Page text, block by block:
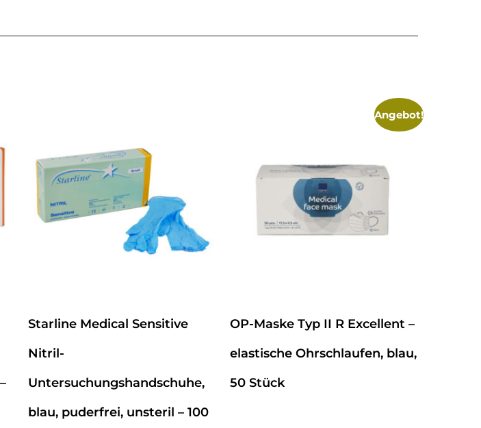
Starline Medical Sensitive
Nitril-
Untersuchungshandschuhe,
blau, puderfrei, unsteril – 100
Angebot!
OP-Maske Typ II R Excellent –
elastische Ohrschlaufen, blau,
50 Stück